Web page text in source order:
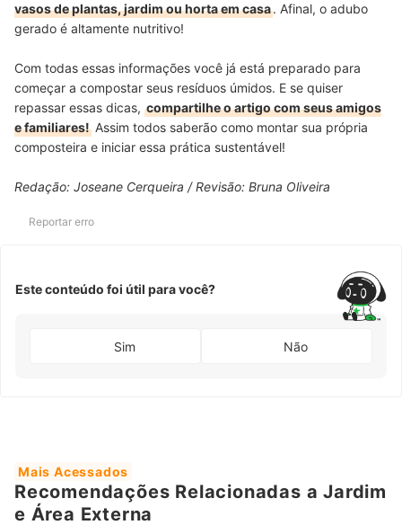
vasos de plantas, jardim ou horta em casa. Afinal, o adubo
gerado é altamente nutritivo!
Com todas essas informações você já está preparado para
começar a compostar seus resíduos úmidos. E se quiser
repassar essas dicas, compartilhe o artigo com seus amigos
e familiares! Assim todos saberão como montar sua própria
composteira e iniciar essa prática sustentável!
Redação: Joseane Cerqueira / Revisão: Bruna Oliveira
Reportar erro
Este conteúdo foi útil para você?
Sim Não
Mais Acessados
Recomendações Relacionadas a Jardim
e Área Externa